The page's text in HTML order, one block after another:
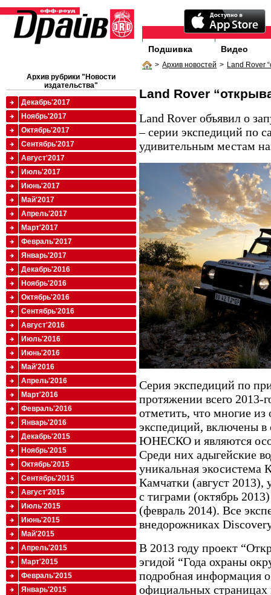
Подшивка Видео
> Архив новостей > Land Rover
Land Rover
Land Rover объявил о
– серии экспедиций по
удивительным местам
Серия экспедиций по
протяжении всего 2013-
отметить, что многие
экспедиций, включены в
ЮНЕСКО и являются
Среди них адыгейские
уникальная экосистема
Камчатки (август 2013),
с тиграми (октябрь
(февраль 2014). Все
внедорожниках
В 2013 году проект
эгидой “Года охраны
подробная информация
официальных страницах
Архив рубрики "Новости
издательства"
Декабрь'2017
Ноябрь'2017
Октябрь'2017
Сентябрь'2017
Август'2017
Июль'2017
Июнь'2017
Май'2017
Апрель'2017
Март'2017
Февраль'2017
Январь'2017
Декабрь'2016
Ноябрь'2016
Октябрь'2016
Сентябрь'2016
Август'2016
Июль'2016
Июнь'2016
Май'2016
Апрель'2016
Март'2016
Февраль'2016
Январь'2016
Декабрь'2015
Ноябрь'2015
Октябрь'2015
Сентябрь'2015
Август'2015
Июль'2015
Июнь'2015
Май'2015
Апрель'2015
Март'2015
Февраль'2015
Январь'2015